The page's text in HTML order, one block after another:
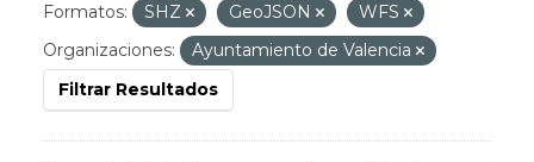
Formatos: SHZ GeoJSON
WFS
Organizaciones:
Ayuntamiento de Valencia
Filtrar Resultados